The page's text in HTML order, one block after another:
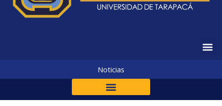
Noticias